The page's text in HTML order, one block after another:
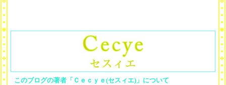
このブログの著者「Ｃｅｃｙｅ(セスィエ)」について